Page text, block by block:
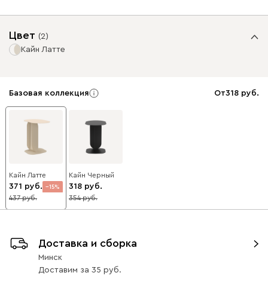
Цвет (2)
Кайн Латте
Базовая коллекция От318
Кайн Латте
371 15
437
Кайн Черный
318
10
354
Доставка и сборка
Минск
Доставим за 35